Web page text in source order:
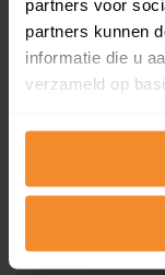
partners voor
partners kunnen
informatie die u
verzameld op
Alleen
omliggende
dit inclusief de